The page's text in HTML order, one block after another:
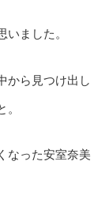
ました。
から見つけ出し
なった安室奈美